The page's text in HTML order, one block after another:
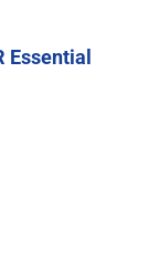
Essential